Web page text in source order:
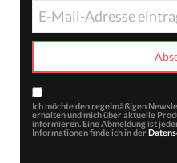
Ich möchte den regelmäßigen
erhalten und mich über aktuelle
informieren. Eine Abmeldung ist
Informationen finde ich in der